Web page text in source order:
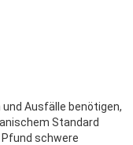
Ausfälle benötigen,
Standard
schwere